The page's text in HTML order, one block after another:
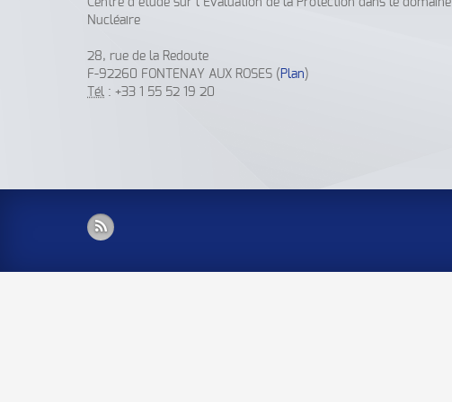
Centre d’étude sur l’Evaluation de la Protection dans le domaine
Nucléaire
28, rue de la Redoute
F-92260 FONTENAY AUX ROSES ( Plan )
Tél : +33 1 55 52 19 20